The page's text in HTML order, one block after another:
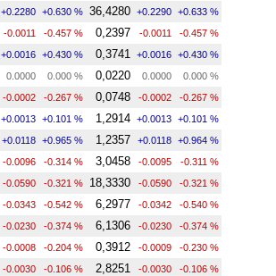
+0.2280 +0.630 % 36,4280 +0.2290 +0.633 %
-0.0011 -0.457 % 0,2397 -0.0011 -0.457 %
+0.0016 +0.430 % 0,3741 +0.0016 +0.430 %
0.0000 0.000 % 0,0220 0.0000 0.000 %
-0.0002 -0.267 % 0,0748 -0.0002 -0.267 %
+0.0013 +0.101 % 1,2914 +0.0013 +0.101 %
+0.0118 +0.965 % 1,2357 +0.0118 +0.964 %
-0.0096 -0.314 % 3,0458 -0.0095 -0.311 %
-0.0590 -0.321 % 18,3330 -0.0590 -0.321 %
-0.0343 -0.542 % 6,2977 -0.0342 -0.540 %
-0.0230 -0.374 % 6,1306 -0.0230 -0.374 %
-0.0008 -0.204 % 0,3912 -0.0009 -0.230 %
-0.0030 -0.106 % 2,8251 -0.0030 -0.106 %